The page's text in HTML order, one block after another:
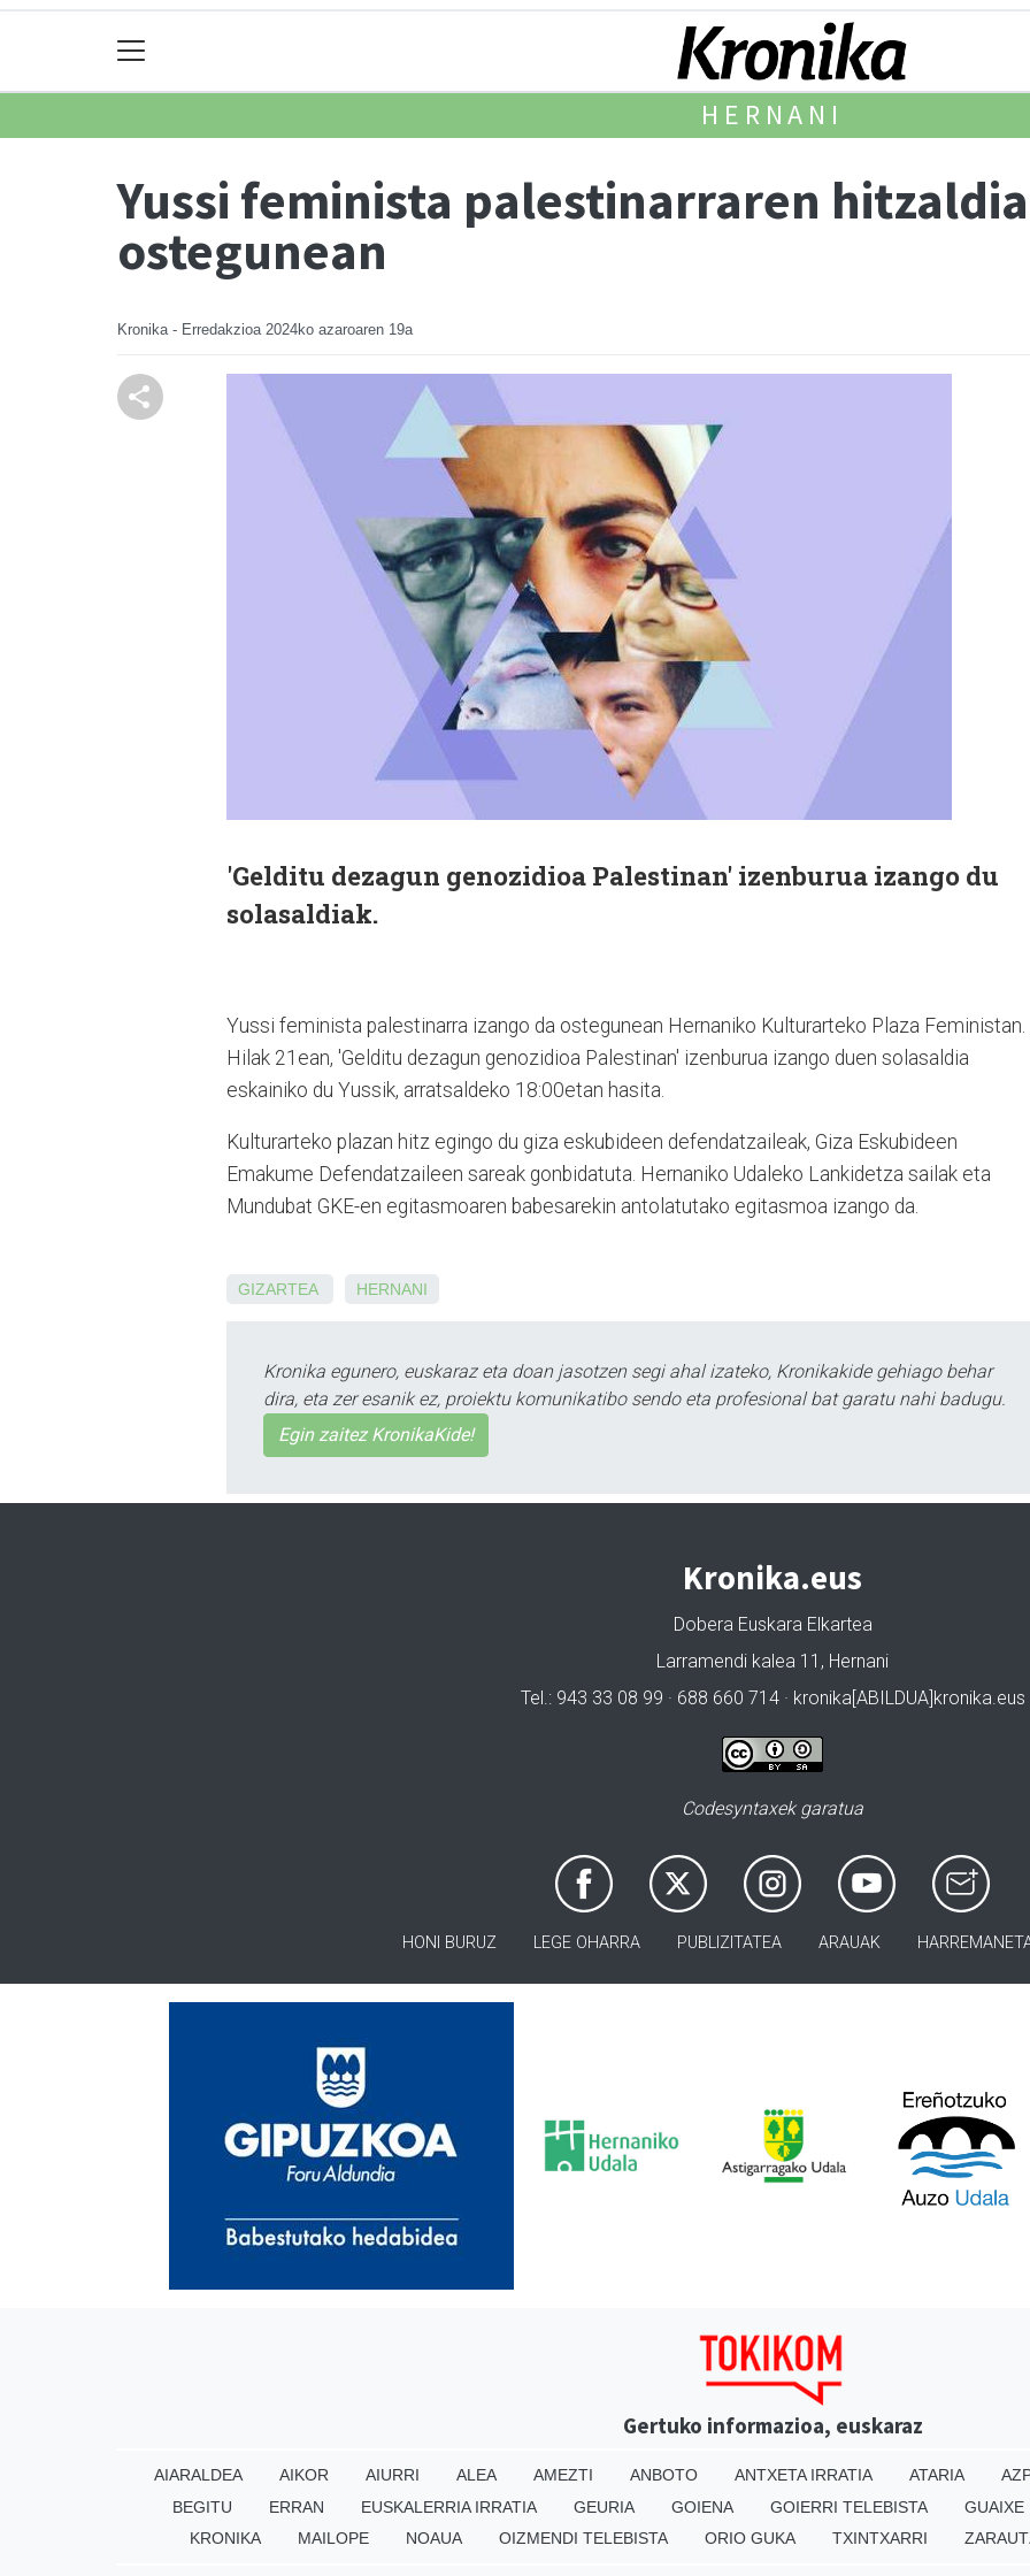
HERNANI
Yussi feminista palestinarraren
ostegunean
Kronika - Erredakzioa 2024ko azaroaren 19a
'Gelditu dezagun genozidioa Palestinan' izenburua izango du
solasaldiak.
Yussi feminista palestinarra izango da ostegunean Hernaniko Kulturarteko Plaza Feministan.
Hilak 21ean, 'Gelditu dezagun genozidioa Palestinan' izenburua izango duen solasaldia
eskainiko du Yussik, arratsaldeko 18:00etan hasita.
Kulturarteko plazan hitz egingo du giza eskubideen defendatzaileak, Giza Eskubideen
Emakume Defendatzaileen sareak gonbidatuta. Hernaniko Udaleko Lankidetza sailak eta
Mundubat GKE-en egitasmoaren babesarekin antolatutako egitasmoa izango da.
GIZARTEA HERNANI
Kronika egunero, euskaraz eta doan jasotzen segi ahal izateko, Kronikakide gehiago behar
dira, eta zer esanik ez, proiektu komunikatibo sendo eta profesional bat garatu nahi badugu.
Egin zaitez KronikaKide!
Kronika.eus
Dobera Euskara Elkartea
Larramendi kalea 11, Hernani
Tel.: 943 33 08 99 · 688 660 714 · kronika[ABILDUA]kronika.eus
Codesyntaxek garatua
HONI BURUZ LEGE OHARRA PUBLIZITATEA ARAUAK
Gertuko informazioa, euskaraz
AIARALDEA AIKOR AIURRI ALEA AMEZTI ANBOTO ANTXETA IRRATIA ATARIA
BEGITU
ERRAN EUSKALERRIA IRRATIA GEURIA GOIENA GOIERRI TELEBISTA GUAIXE
KRONIKA
MAILOPE NOAUA OIZMENDI TELEBISTA ORIO GUKA TXINTXARRI